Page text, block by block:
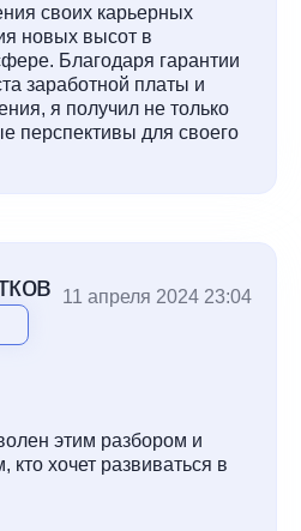
своих карьерных
новых высот в
Благодаря гарантии
заработной платы и
я получил не только
перспективы для своего
11 апреля 2024 23:04
этим разбором и
хочет развиваться в